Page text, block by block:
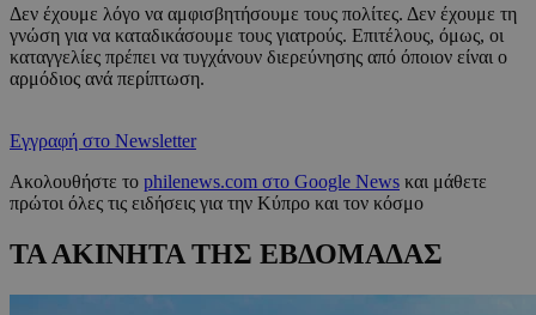
Δεν έχουμε λόγο να αμφισβητήσουμε τους πολίτες. Δεν έχουμε τη
γνώση για να καταδικάσουμε τους γιατρούς. Επιτέλους, όμως, οι
καταγγελίες πρέπει να τυγχάνουν διερεύνησης από όποιον είναι ο
αρμόδιος ανά περίπτωση.
Εγγραφή στο Newsletter
Ακολουθήστε το philenews.com στο Google News και μάθετε
πρώτοι όλες τις ειδήσεις για την Κύπρο και τον κόσμο
ΤΑ ΑΚΙΝΗΤΑ ΤΗΣ ΕΒΔΟΜΑΔΑΣ